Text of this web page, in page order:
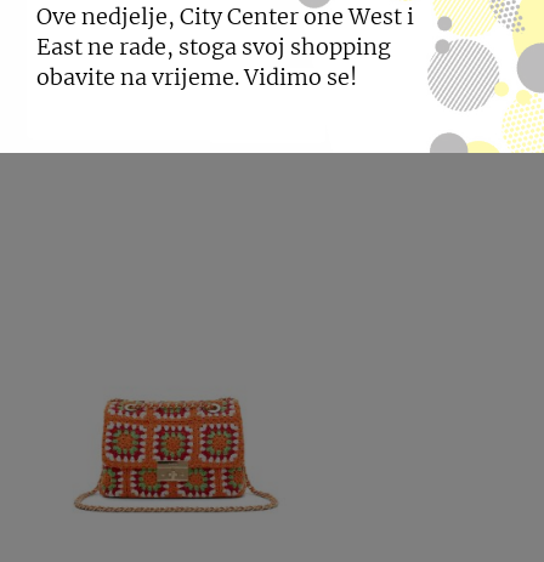
Ove nedjelje, City Center one West i
East ne rade, stoga svoj shopping
obavite na vrijeme. Vidimo se!